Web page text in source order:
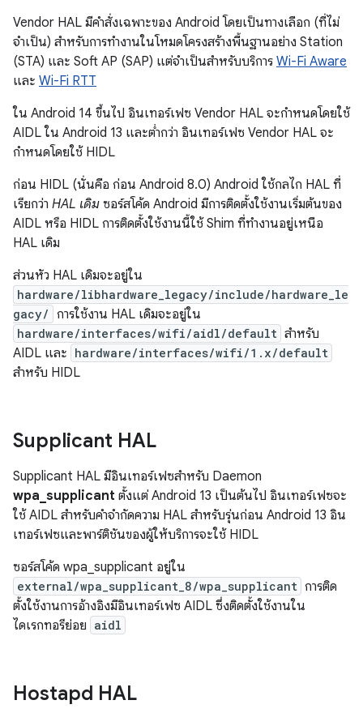
Vendor HAL มีคำสั่งเฉพาะของ Android โดยเป็นทางเลือก (ที่ไม่
จำเป็น) สำหรับการทำงานในโหมดโครงสร้างพื้นฐานอย่าง Station
(STA) และ Soft AP (SAP) แต่จำเป็นสำหรับบริการ Wi-Fi Aware
และ Wi-Fi RTT
ใน Android 14 ขึ้นไป อินเทอร์เฟซ Vendor HAL จะกำหนดโดยใช้
AIDL ใน Android 13 และต่ำกว่า อินเทอร์เฟซ Vendor HAL จะ
กำหนดโดยใช้ HIDL
ก่อน HIDL (นั่นคือ ก่อน Android 8.0) Android ใช้กลไก HAL ที่
เรียกว่า HAL เดิม ซอร์สโค้ด Android มีการติดตั้งใช้งานเริ่มต้นของ
AIDL หรือ HIDL การติดตั้งใช้งานนี้ใช้ Shim ที่ทำงานอยู่เหนือ
HAL เดิม
ส่วนหัว HAL เดิมจะอยู่ใน
hardware/libhardware_legacy/include/hardware_le
gacy/ การใช้งาน HAL เดิมจะอยู่ใน
hardware/interfaces/wifi/aidl/default สำหรับ
AIDL และ hardware/interfaces/wifi/1.x/default
สำหรับ HIDL
Supplicant HAL
Supplicant HAL มีอินเทอร์เฟซสำหรับ Daemon
wpa_supplicant ตั้งแต่ Android 13 เป็นต้นไป อินเทอร์เฟซจะ
ใช้ AIDL สำหรับคำจำกัดความ HAL สำหรับรุ่นก่อน Android 13 อิน
เทอร์เฟซและพาร์ติชันของผู้ให้บริการจะใช้ HIDL
ซอร์สโค้ด wpa_supplicant อยู่ใน
external/wpa_supplicant_8/wpa_supplicant การติด
ตั้งใช้งานการอ้างอิงมีอินเทอร์เฟซ AIDL ซึ่งติดตั้งใช้งานใน
ไดเรกทอรีย่อย aidl
Hostapd HAL